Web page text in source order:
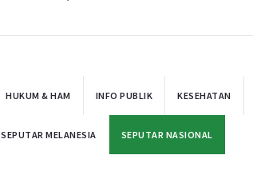
HUKUM & HAM INFO PUBLIK KESEHATAN
SEPUTAR MELANESIA SEPUTAR NASIONAL